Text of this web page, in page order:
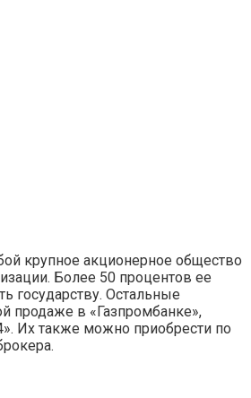
крупное акционерное общество
Более 50 процентов ее
государству. Остальные
продаже в «Газпромбанке»,
Их также можно приобрести по